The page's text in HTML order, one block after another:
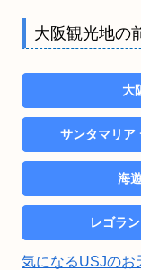
大阪観光地の
大
サンタマリア
海
レゴラ
気になるUSJのお